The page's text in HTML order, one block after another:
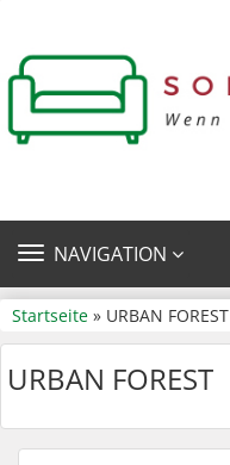
TOGGLE
NAVIGATION
Startseite » URBAN FOREST
URBAN FOREST